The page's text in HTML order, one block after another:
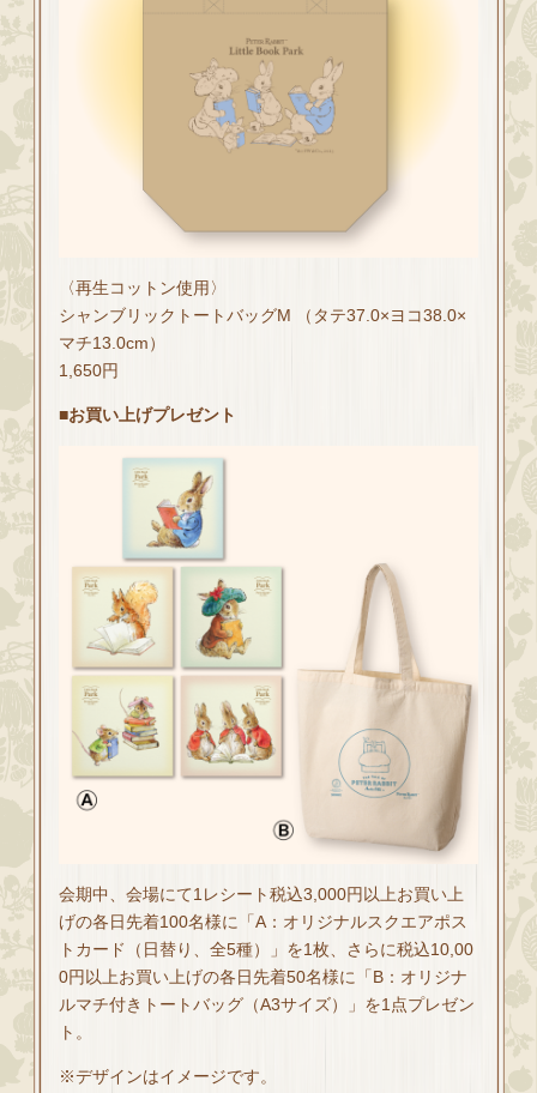
〈再生コットン使用〉
シャンブリックトートバッグM （タテ37.0×ヨコ38.0×
マチ13.0cm）
1,650円
■お買い上げプレゼント
会期中、会場にて1レシート税込3,000円以上お買い上
げの各日先着100名様に「A：オリジナルスクエアポス
トカード（日替り、全5種）」を1枚、さらに税込10,00
0円以上お買い上げの各日先着50名様に「B：オリジナ
ルマチ付きトートバッグ（A3サイズ）」を1点プレゼン
ト。
※デザインはイメージです。